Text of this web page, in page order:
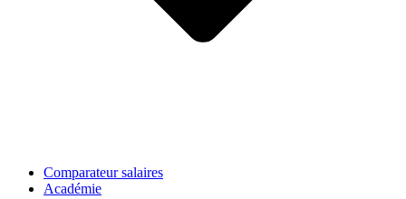
Comparateur salaires
Académie